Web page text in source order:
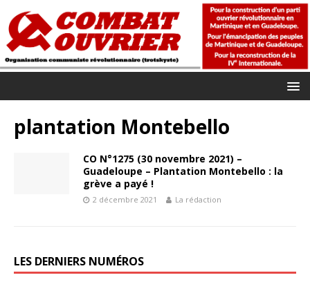
plantation Montebello
CO N°1275 (30 novembre 2021) –
Guadeloupe – Plantation Montebello : la
grève a payé !
2 décembre 2021 La rédaction
LES DERNIERS NUMÉROS